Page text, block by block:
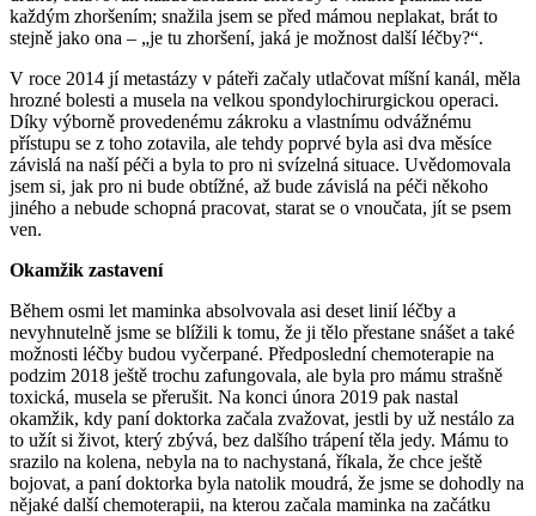
každým zhoršením; snažila jsem se před mámou neplakat, brát to
stejně jako ona – „je tu zhoršení, jaká je možnost další léčby?“.
V roce 2014 jí metastázy v páteři začaly utlačovat míšní kanál, měla
hrozné bolesti a musela na velkou spondylochirurgickou operaci.
Díky výborně provedenému zákroku a vlastnímu odvážnému
přístupu se z toho zotavila, ale tehdy poprvé byla asi dva měsíce
závislá na naší péči a byla to pro ni svízelná situace. Uvědomovala
jsem si, jak pro ni bude obtížné, až bude závislá na péči někoho
jiného a nebude schopná pracovat, starat se o vnoučata, jít se psem
ven.
Okamžik zastavení
Během osmi let maminka absolvovala asi deset linií léčby a
nevyhnutelně jsme se blížili k tomu, že ji tělo přestane snášet a také
možnosti léčby budou vyčerpané. Předposlední chemoterapie na
podzim 2018 ještě trochu zafungovala, ale byla pro mámu strašně
toxická, musela se přerušit. Na konci února 2019 pak nastal
okamžik, kdy paní doktorka začala zvažovat, jestli by už nestálo za
to užít si život, který zbývá, bez dalšího trápení těla jedy. Mámu to
srazilo na kolena, nebyla na to nachystaná, říkala, že chce ještě
bojovat, a paní doktorka byla natolik moudrá, že jsme se dohodly na
nějaké další chemoterapii, na kterou začala maminka na začátku